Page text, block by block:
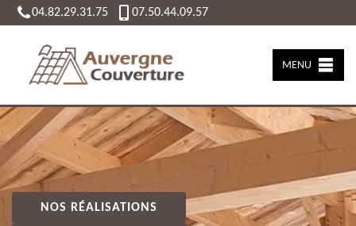
04.82.29.31.75 07.50.44.09.57
MENU
NOS RÉALISATIONS